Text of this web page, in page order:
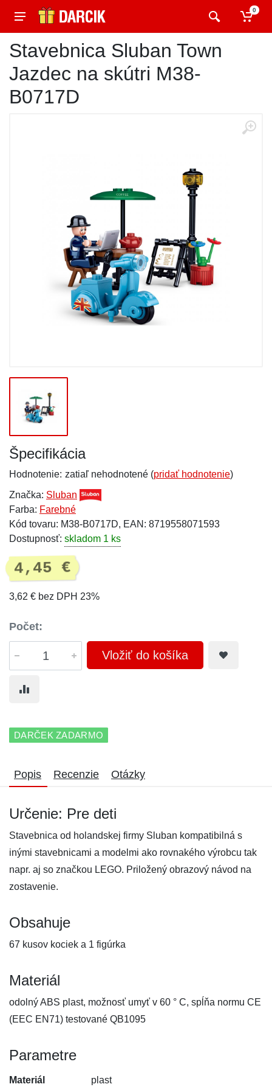
0
Stavebnica Sluban Town
Jazdec na skútri M38-
B0717D
Špecifikácia
Hodnotenie: zatiaľ nehodnotené (pridať hodnotenie)
Značka: Sluban
Farba: Farebné
Kód tovaru: M38-B0717D, EAN: 8719558071593
Dostupnosť: skladom 1 ks
4,45 €
3,62 € bez DPH 23%
Počet:
Vložiť do košíka
DARČEK ZADARMO
Popis Recenzie Otázky
Určenie: Pre deti
Stavebnica od holandskej firmy Sluban kompatibilná s
inými stavebnicami a modelmi ako rovnakého výrobcu tak
napr. aj so značkou LEGO. Priložený obrazový návod na
zostavenie.
Obsahuje
67 kusov kociek a 1 figúrka
Materiál
odolný ABS plast, možnosť umyť v 60 ° C, spĺňa normu CE
(EEC EN71) testované QB1095
Parametre
Materiál plast